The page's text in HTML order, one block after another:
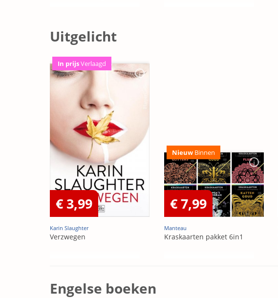
Uitgelicht
In prijsVerlaagd
€ 3,99
Karin Slaughter
Verzwegen
Nieuw Binnen
€ 7,99
Manteau
Kraskaarten pakket 6in1
Engelse boeken